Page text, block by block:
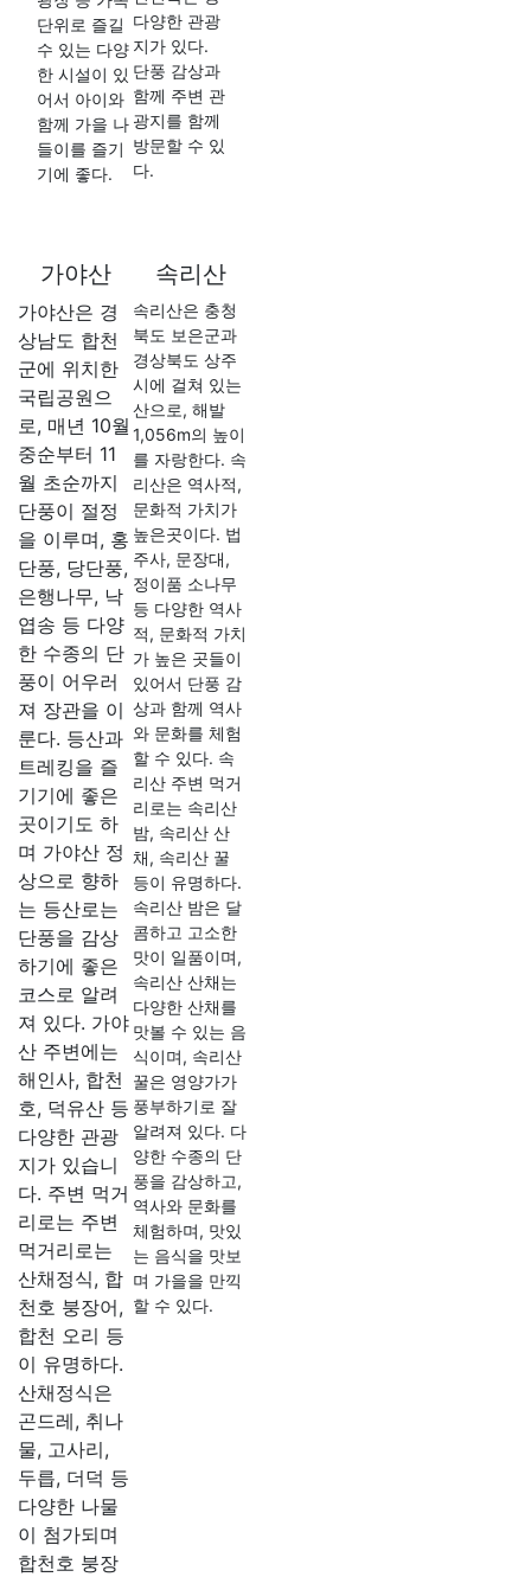
단위로 즐길
수 있는 다양
한 시설이 있
어서 아이와
함께 가을 나
들이를 즐기
기에 좋다.
다양한 관광
지가 있다.
단풍 감상과
함께 주변 관
광지를 함께
방문할 수 있
다.
가야산
가야산은 경
상남도 합천
군에 위치한
국립공원으
로, 매년 10월
중순부터 11
월 초순까지
단풍이 절정
을 이루며, 홍
단풍, 당단풍,
은행나무, 낙
엽송 등 다양
한 수종의 단
풍이 어우러
져 장관을 이
룬다. 등산과
트레킹을 즐
기기에 좋은
곳이기도 하
며 가야산 정
상으로 향하
는 등산로는
단풍을 감상
하기에 좋은
코스로 알려
져 있다. 가야
산 주변에는
해인사, 합천
호, 덕유산 등
다양한 관광
지가 있습니
다. 주변 먹거
리로는 주변
먹거리로는
산채정식, 합
천호 붕장어,
합천 오리 등
이 유명하다.
산채정식은
곤드레, 취나
물, 고사리,
두릅, 더덕 등
다양한 나물
이 첨가되며
합천호 붕장
속리산
속리산은 충청
북도 보은군과
경상북도 상주
시에 걸쳐 있는
산으로, 해발
1,056m의 높이
를 자랑한다. 속
리산은 역사적,
문화적 가치가
높은곳이다. 법
주사, 문장대,
정이품 소나무
등 다양한 역사
적, 문화적 가치
가 높은 곳들이
있어서 단풍 감
상과 함께 역사
와 문화를 체험
할 수 있다. 속
리산 주변 먹거
리로는 속리산
밤, 속리산 산
채, 속리산 꿀
등이 유명하다.
속리산 밤은 달
콤하고 고소한
맛이 일품이며,
속리산 산채는
다양한 산채를
맛볼 수 있는 음
식이며, 속리산
꿀은 영양가가
풍부하기로 잘
알려져 있다. 다
양한 수종의 단
풍을 감상하고,
역사와 문화를
체험하며, 맛있
는 음식을 맛보
며 가을을 만끽
할 수 있다.